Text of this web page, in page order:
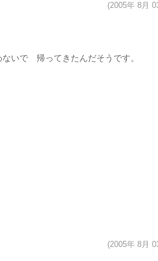
(2005年 8月
いで 帰ってきたんだそうです。
(2005年 8月